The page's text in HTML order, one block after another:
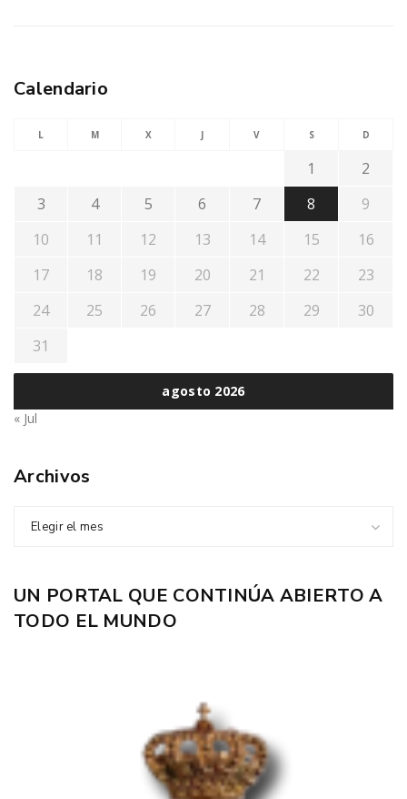
Calendario
agosto 2026
L M X J V S D
1
2
3
4 5 6 7 8
9
10
11 12 13 14 15
16
17
18 19 20 21 22
23
24
25 26 27 28 29
30
31
« Jul
Archivos
Elegir el mes
UN PORTAL QUE CONTINÚA ABIERTO A
TODO EL MUNDO